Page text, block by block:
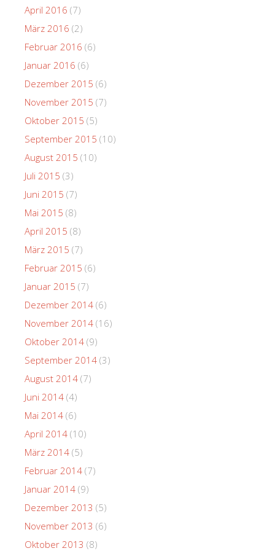
April 2016 (7)
März 2016 (2)
Februar 2016 (6)
Januar 2016 (6)
Dezember 2015 (6)
November 2015 (7)
Oktober 2015 (5)
September 2015 (10)
August 2015 (10)
Juli 2015 (3)
Juni 2015 (7)
Mai 2015 (8)
April 2015 (8)
März 2015 (7)
Februar 2015 (6)
Januar 2015 (7)
Dezember 2014 (6)
November 2014 (16)
Oktober 2014 (9)
September 2014 (3)
August 2014 (7)
Juni 2014 (4)
Mai 2014 (6)
April 2014 (10)
März 2014 (5)
Februar 2014 (7)
Januar 2014 (9)
Dezember 2013 (5)
November 2013 (6)
Oktober 2013 (8)